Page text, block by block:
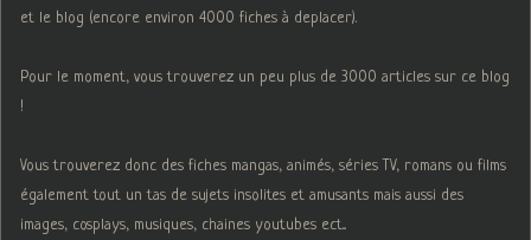
et le blog (encore environ 4000 fiches à deplacer).
Pour le moment, vous trouverez un peu plus de 3000 articles sur ce blog
!
Vous trouverez donc des fiches mangas, animés, séries TV, romans ou films
également tout un tas de sujets insolites et amusants mais aussi des
images, cosplays, musiques, chaines youtubes ect...